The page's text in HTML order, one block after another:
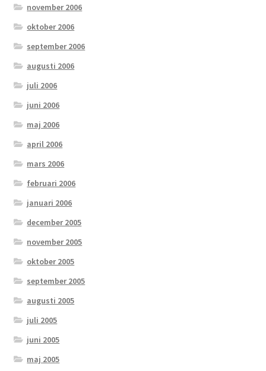
november 2006
oktober 2006
september 2006
augusti 2006
juli 2006
juni 2006
maj 2006
april 2006
mars 2006
februari 2006
januari 2006
december 2005
november 2005
oktober 2005
september 2005
augusti 2005
juli 2005
juni 2005
maj 2005